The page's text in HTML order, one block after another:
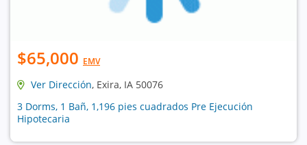
$65,000 EMV
Ver Dirección, Exira, IA 50076
3 Dorms, 1 Bañ, 1,196 pies cuadrados Pre Ejecución
Hipotecaria